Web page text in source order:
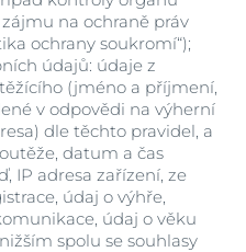
na ochraně práv
ochrany soukromí“);
údajů: údaje z
(jméno a příjmení,
v odpovědi na výherní
dle těchto pravidel, a
datum a čas
IP adresa zařízení, ze
údaj o výhře,
údaj o věku
spolu se souhlasy